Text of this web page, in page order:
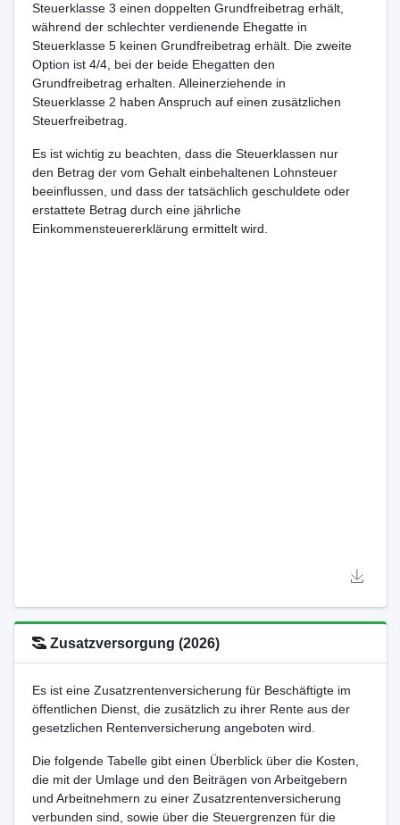
Steuerklasse 3 einen doppelten Grundfreibetrag erhält,
während der schlechter verdienende Ehegatte in
Steuerklasse 5 keinen Grundfreibetrag erhält. Die zweite
Option ist 4/4, bei der beide Ehegatten den
Grundfreibetrag erhalten. Alleinerziehende in
Steuerklasse 2 haben Anspruch auf einen zusätzlichen
Steuerfreibetrag.
Es ist wichtig zu beachten, dass die Steuerklassen nur
den Betrag der vom Gehalt einbehaltenen Lohnsteuer
beeinflussen, und dass der tatsächlich geschuldete oder
erstattete Betrag durch eine jährliche
Einkommensteuererklärung ermittelt wird.
Zusatzversorgung (2026)
Es ist eine Zusatzrentenversicherung für Beschäftigte im
öffentlichen Dienst, die zusätzlich zu ihrer Rente aus der
gesetzlichen Rentenversicherung angeboten wird.
Die folgende Tabelle gibt einen Überblick über die Kosten,
die mit der Umlage und den Beiträgen von Arbeitgebern
und Arbeitnehmern zu einer Zusatzrentenversicherung
verbunden sind, sowie über die Steuergrenzen für die